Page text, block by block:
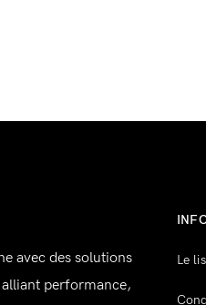
avec des solutions
performance,
Le